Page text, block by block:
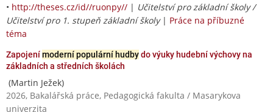
• http://theses.cz/id//ruonpy// | Učitelství pro základní školy /
Učitelství pro 1. stupeň základní školy| Práce na příbuzné
téma
Zapojenímoderní populární hudbydo výuky hudební výchovy na
základních a středních školách
(Martin Ježek)
2026, Bakalářská práce, Pedagogická fakulta / Masarykova
univerzita